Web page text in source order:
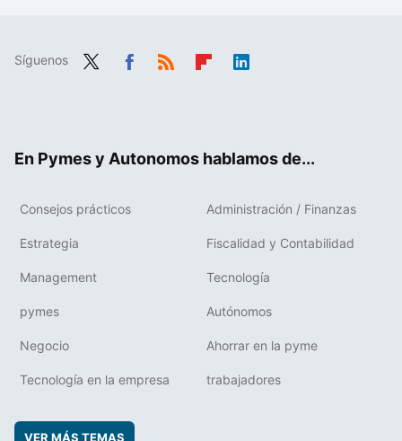
Síguenos
En Pymes y Autonomos hablamos de...
Consejos prácticos Administración / Finanzas
Estrategia Fiscalidad y Contabilidad
Management Tecnología
pymes Autónomos
Negocio Ahorrar en la pyme
Tecnología en la empresa trabajadores
VER MÁS TEMAS